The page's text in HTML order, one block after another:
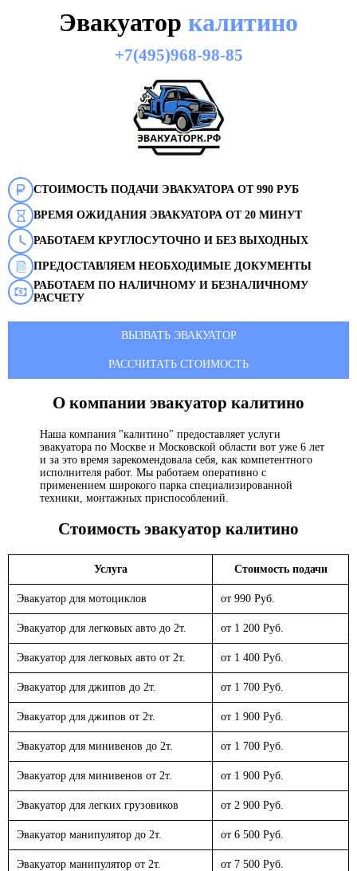
Эвакуатор калитино
+7(495)968-98-85
СТОИМОСТЬ ПОДАЧИ ЭВАКУАТОРА ОТ 990 РУБ
ВРЕМЯ ОЖИДАНИЯ ЭВАКУАТОРА ОТ 20 МИНУТ
РАБОТАЕМ КРУГЛОСУТОЧНО И БЕЗ ВЫХОДНЫХ
ПРЕДОСТАВЛЯЕМ НЕОБХОДИМЫЕ ДОКУМЕНТЫ
РАБОТАЕМ ПО НАЛИЧНОМУ И БЕЗНАЛИЧНОМУ
РАСЧЕТУ
ВЫЗВАТЬ ЭВАКУАТОР
РАССЧИТАТЬ СТОИМОСТЬ
О компании эвакуатор калитино
Наша компания "калитино" предоставляет услуги
эвакуатора по Москве и Московской области вот уже 6 лет
и за это время зарекомендовала себя, как компетентного
исполнителя работ. Мы работаем оперативно с
применением широкого парка специализированной
техники, монтажных приспособлений.
Стоимость эвакуатор калитино
Услуга Стоимость подачи
Эвакуатор для мотоциклов от 990 Руб.
Эвакуатор для легковых авто до 2т. от 1 200 Руб.
Эвакуатор для легковых авто от 2т. от 1 400 Руб.
Эвакуатор для джипов до 2т. от 1 700 Руб.
Эвакуатор для джипов от 2т. от 1 900 Руб.
Эвакуатор для минивенов до 2т. от 1 700 Руб.
Эвакуатор для минивенов от 2т. от 1 900 Руб.
Эвакуатор для легких грузовиков от 2 900 Руб.
Эвакуатор манипулятор до 2т. от 6 500 Руб.
Эвакуатор манипулятор от 2т. от 7 500 Руб.